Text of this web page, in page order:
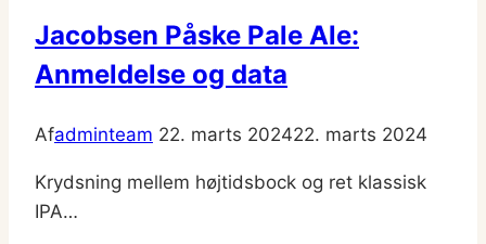
Jacobsen Påske Pale Ale:
Anmeldelse og data
Afadminteam 22. marts 202422. marts 2024
Krydsning mellem højtidsbock og ret klassisk
IPA…